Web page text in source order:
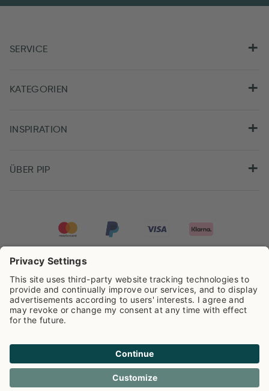
SERVICE
KATEGORIEN
INSPIRATION
ÜBER PIP
auf der Grundlage von8.955Rezensionen ausgezeichnet.
Cookie info Datenschutzerklarüng
Impressum
Versandkosten